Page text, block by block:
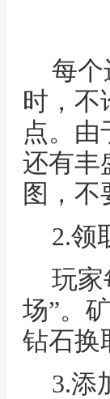
每个
时，不
点。
还有丰
图，不
2.领
玩家
场”。
钻石换
3.添